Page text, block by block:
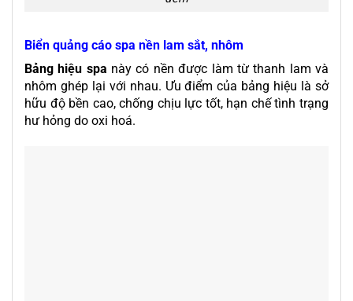
Biển quảng cáo spa nền lam sắt, nhôm
Bảng hiệu spa này có nền được làm từ thanh lam và
nhôm ghép lại với nhau. Ưu điểm của bảng hiệu là sở
hữu độ bền cao, chống chịu lực tốt, hạn chế tình trạng
hư hỏng do oxi hoá.